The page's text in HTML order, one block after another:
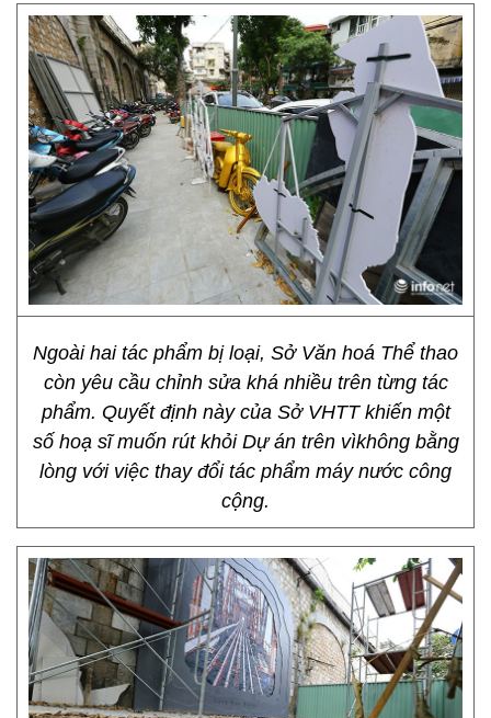
Ngoài hai tác phẩm bị loại, Sở Văn hoá Thể thao
còn yêu cầu chỉnh sửa khá nhiều trên từng tác
phẩm. Quyết định này của Sở VHTT khiến một
số hoạ sĩ muốn rút khỏi Dự án trên vìkhông bằng
lòng với việc thay đổi tác phẩm máy nước công
cộng.